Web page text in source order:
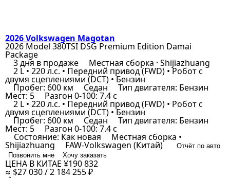
2026 Volkswagen Magotan
2026 Model 380TSI DSG Premium Edition Damai
Package
3 дня в продаже Местная сборка · Shijiazhuang
2 L • 220 л.с. • Передний привод (FWD) • Робот с
двумя сцеплениями (DCT) • Бензин
Пробег: 600 км Седан Тип двигателя: Бензин
Мест: 5 Разгон 0-100: 7.4 с
2 L • 220 л.с. • Передний привод (FWD) • Робот с
двумя сцеплениями (DCT) • Бензин
Пробег: 600 км Седан Тип двигателя: Бензин
Мест: 5 Разгон 0-100: 7.4 с
Состояние: Как новая Местная сборка •
Shijiazhuang FAW-Volkswagen (Китай)
Отчёт по авто
Позвонить мне
Хочу заказать
ЦЕНА В КИТАЕ ¥190 832
≈ $27 030 / 2 184 255 ₽